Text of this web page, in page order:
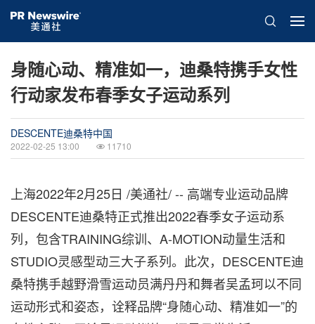
身随心动、精准如一，迪桑特携手女性
行动家发布春季女子运动系列
DESCENTE迪桑特中国
2022-02-25 13:00 11710
上海2022年2月25日 /美通社/ -- 高端专业运动品牌
DESCENTE迪桑特正式推出2022春季女子运动系
列，包含TRAINING综训、A-MOTION动量生活和
STUDIO灵感型动三大子系列。此次，DESCENTE迪
桑特携手越野滑雪运动员满丹丹和舞者吴孟珂以不同
运动形式和姿态，诠释品牌“身随心动、精准如一”的